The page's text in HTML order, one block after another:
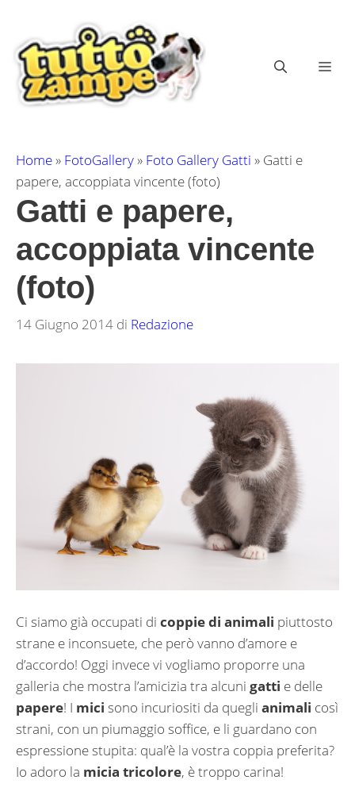
contenuto
Home» FotoGallery» Foto Gallery Gatti » Gatti e
papere, accoppiata vincente (foto)
Gatti e papere,
accoppiata vincente
(foto)
14 Giugno 2014 di Redazione
Ci siamo già occupati di coppie di animali piuttosto
strane e inconsuete, che però vanno d’amore e
d’accordo! Oggi invece vi vogliamo proporre una
galleria che mostra l’amicizia tra alcuni gatti e delle
papere! I mici sono incuriositi da quegli animali così
strani, con un piumaggio soffice, e li guardano con
espressione stupita: qual’è la vostra coppia preferita?
Io adoro la micia tricolore, è troppo carina!